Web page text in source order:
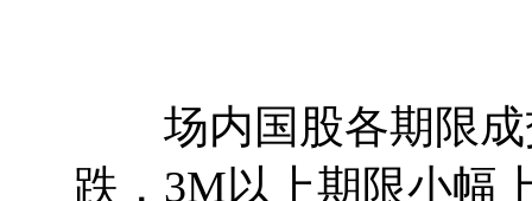
场内国股各期限成
跌，3M以上期限小幅